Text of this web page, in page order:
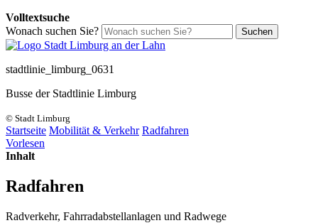
Volltextsuche
Wonach suchen Sie?
Suchen
stadtlinie_limburg_0631
Busse der Stadtlinie Limburg
© Stadt Limburg
Startseite Mobilität & Verkehr Radfahren
Vorlesen
Inhalt
Radfahren
Radverkehr, Fahrradabstellanlagen und Radwege